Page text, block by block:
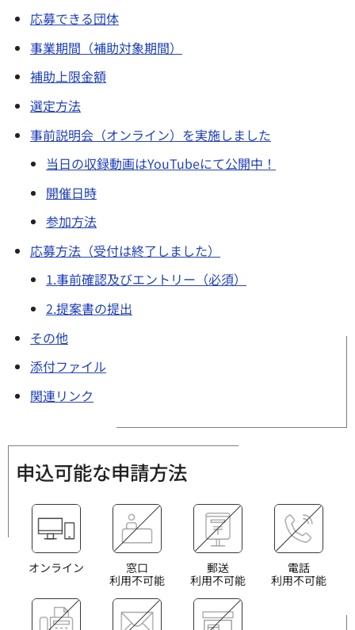
応募できる団体
事業期間（補助対象期間）
補助上限金額
選定方法
事前説明会（オンライン）を実施しました
当日の収録動画はYouTubeにて公開中！
開催日時
参加方法
応募方法（受付は終了しました）
1.事前確認及びエントリー（必須）
2.提案書の提出
その他
添付ファイル
関連リンク
申込可能な申請方法
オンライン
窓口
利用不可能
郵送
利用不可能
電話
利用不可能